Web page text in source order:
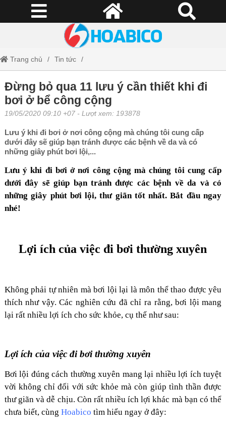
Trang chủ Tin tức
Đừng bỏ qua 11 lưu ý cần thiết khi đi bơi ở bể công cộng
Đừng bỏ qua 11 lưu ý cần thiết khi đi
bơi ở bể công cộng
19/05/2020 09:10 +07 - Lượt xem: 193878
Lưu ý khi đi bơi ở nơi công cộng mà chúng tôi cung cấp
dưới đây sẽ giúp bạn tránh được các bệnh về da và có
những giây phút bơi lội,...
Lưu ý khi đi bơi ở nơi công cộng mà chúng tôi cung cấp
dưới đây sẽ giúp bạn tránh được các bệnh về da và có
những giây phút bơi lội, thư giãn tốt nhất. Bắt đầu ngay
nhé!
Lợi ích của việc đi bơi thường xuyên
Không phải tự nhiên mà bơi lội lại là môn thể thao được yêu
thích như vậy. Các nghiên cứu đã chỉ ra rằng, bơi lội mang
lại rất nhiều lợi ích cho sức khỏe, cụ thể như sau:
Lợi ích của việc đi bơi thường xuyên
Bơi lội đúng cách thường xuyên mang lại nhiều lợi ích tuyệt
vời không chỉ đối với sức khỏe mà còn giúp tình thần được
thư giãn và dễ chịu. Còn rất nhiều ích lợi khác mà bạn có thể
chưa biết, cùng Hoabico tìm hiểu ngay ở đây: